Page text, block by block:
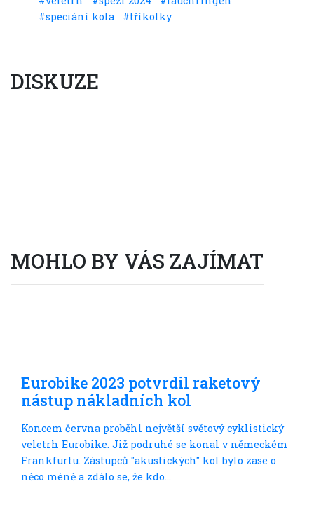
#speciání kola
#tříkolky
DISKUZE
MOHLO BY VÁS ZAJÍMAT
Eurobike 2023 potvrdil raketový
nástup nákladních kol
Koncem června proběhl největší světový cyklistický
veletrh Eurobike. Již podruhé se konal v německém
Frankfurtu. Zástupců "akustických" kol bylo zase o
něco méně a zdálo se, že kdo...